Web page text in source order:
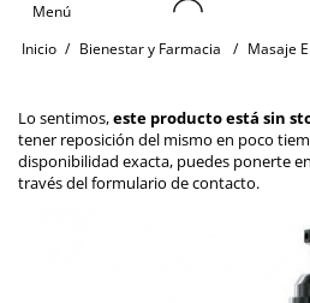
Menú
Inicio / Bienestar y Farmacia / Masaje
Lo sentimos,este producto está sin
tener reposición del mismo en poco
disponibilidad exacta, puedes ponerte
través delformulario de contacto.